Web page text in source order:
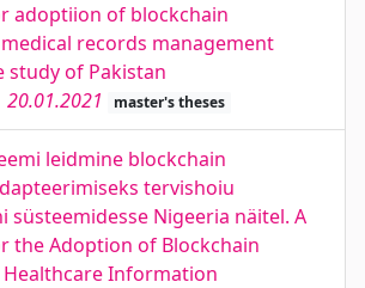
adoptiion of blockchain
records management
study of Pakistan
20.01.2021 master's theses
leidmine blockchain
tervishoiu
süsteemidesse Nigeeria näitel. A
the Adoption of Blockchain
Healthcare Information